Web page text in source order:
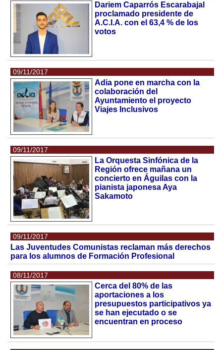
Dariem Caparrós Escarabajal
proclamado presidente de
A.C.I.A. con el 63,4 % de los
votos
09/11/2017
Adia pone en marcha con la
colaboración del
Ayuntamiento el proyecto
Viajes Inclusivos
09/11/2017
La Orquesta Sinfónica de la
Región ofrece mañana un
concierto en Águilas con la
pianista japonesa Aya
Sakamoto
09/11/2017
Las Juventudes Comunistas reclaman más derechos
para los alumnos de Formación Profesional
08/11/2017
Cerca del 80% de las
aportaciones a los
presupuestos participativos ya
se han ejecutado o se
encuentran en proceso